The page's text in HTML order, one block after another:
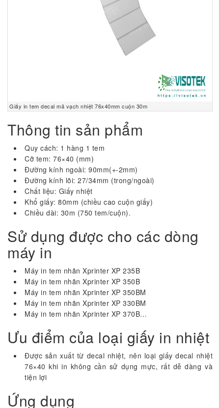
Giấy in tem decal mã vạch nhiệt 76x40mm cuộn 30m
Thông tin sản phẩm
Quy cách: 1 hàng 1 tem
Cỡ tem: 76×40 (mm)
Đường kính ngoài: 90mm(+-2mm)
Đường kính lõi: 27/34mm (trong/ngoài)
Chất liệu: Giấy nhiệt
Khổ giấy: 80mm (chiều cao cuộn giấy)
Chiều dài: 30m (750 tem/cuộn).
Sử dụng được cho các dòng
máy in
Máy in tem nhãn Xprinter XP 235B
Máy in tem nhãn Xprinter XP 350B
Máy in tem nhãn Xprinter XP 350BM
Máy in tem nhãn Xprinter XP 330BM
Máy in tem nhãn Xprinter XP 370B…
Ưu điểm của loại giấy in nhiệt
Được sản xuất từ decal nhiệt, nên loại giấy decal nhiệt
76×40 khi in không cần sử dụng mực, rất dễ dàng và
tiện lợi
Ứng dụng